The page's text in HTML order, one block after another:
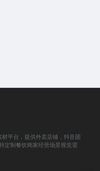
平台，提供外卖店铺，抖音团
定制餐饮商家经营场景视觉需